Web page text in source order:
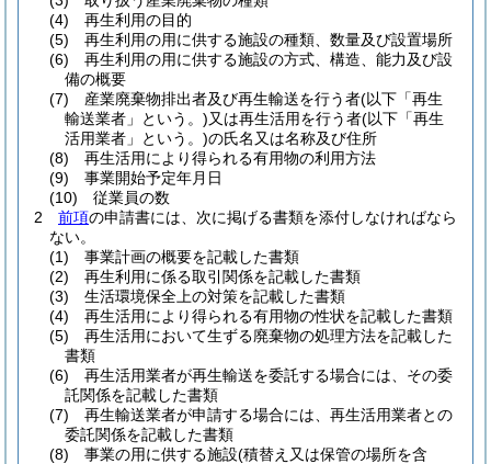
(4)
再生利用の目的
(5)
再生利用の用に供する施設の種類、数量及び設置場所
(6)
再生利用の用に供する施設の方式、構造、能力及び設
備の概要
(7)
産業廃棄物排出者及び再生輸送を行う者(以下「再生
輸送業者」という。)又は再生活用を行う者(以下「再生
活用業者」という。)の氏名又は名称及び住所
(8)
再生活用により得られる有用物の利用方法
(9)
事業開始予定年月日
(10)
従業員の数
2
前項の申請書には、次に掲げる書類を添付しなければなら
ない。
(1)
事業計画の概要を記載した書類
(2)
再生利用に係る取引関係を記載した書類
(3)
生活環境保全上の対策を記載した書類
(4)
再生活用により得られる有用物の性状を記載した書類
(5)
再生活用において生ずる廃棄物の処理方法を記載した
書類
(6)
再生活用業者が再生輸送を委託する場合には、その委
託関係を記載した書類
(7)
再生輸送業者が申請する場合には、再生活用業者との
委託関係を記載した書類
(8)
事業の用に供する施設(積替え又は保管の場所を含